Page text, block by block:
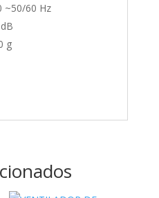
~50/60 Hz
g